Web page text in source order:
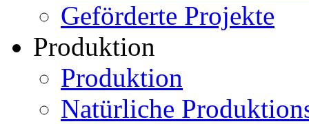
Geförderte Projekte
Produktion
Produktion
Natürliche